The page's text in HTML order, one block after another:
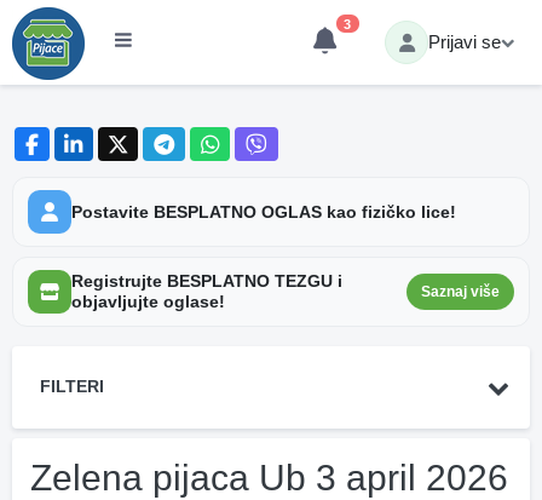
3
Prijavi se
Postavite BESPLATNO OGLAS kao fizičko lice!
Registrujte BESPLATNO TEZGU i
objavljujte oglase!
Saznaj više
FILTERI
Zelena pijaca Ub 3 april 2026